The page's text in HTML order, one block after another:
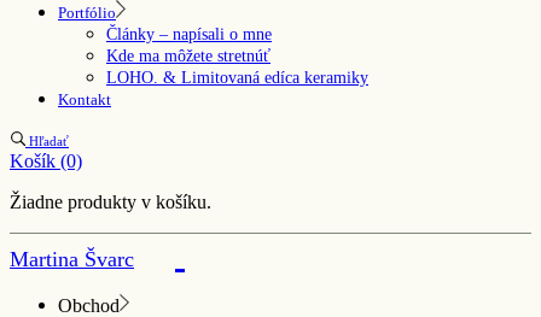
Portfólio
Články – napísali o mne
Kde ma môžete stretnúť
LOHO. & Limitovaná edíca keramiky
Kontakt
Hľadať
Košík (0)
Žiadne produkty v košíku.
Martina Švarc
Obchod